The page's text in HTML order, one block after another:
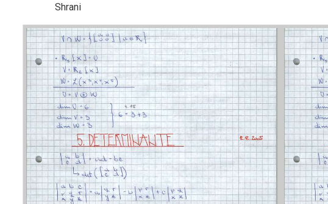
Shrani